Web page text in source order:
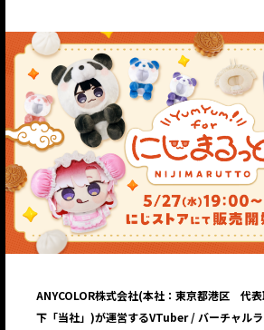
ANYCOLOR株式会社(本社：東京都港区 代
下「当社」)が運営するVTuber / バーチャル